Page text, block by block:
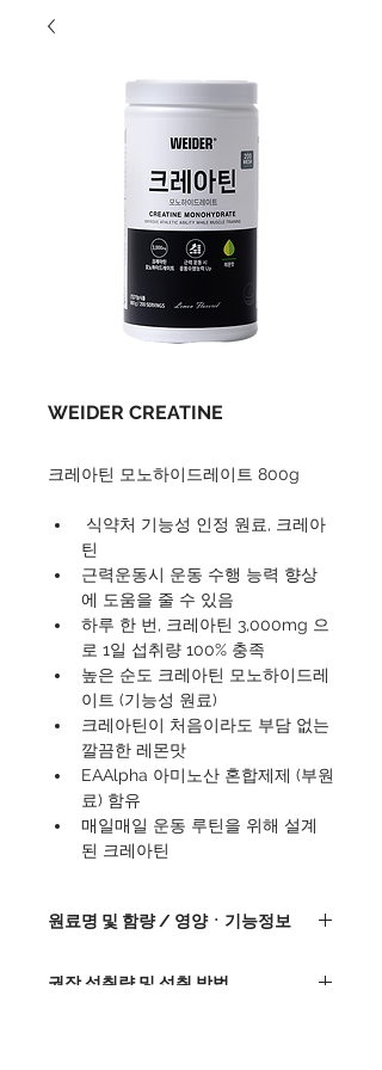
WEIDER CREATINE
크레아틴 모노하이드레이트 800g
식약처 기능성 인정 원료, 크레아
틴
근력운동시 운동 수행 능력 향상
에 도움을 줄 수 있음
하루 한 번, 크레아틴 3,000mg 으
로 1일 섭취량 100% 충족
높은 순도 크레아틴 모노하이드레
이트 (기능성 원료)
크레아틴이 처음이라도 부담 없는
깔끔한 레몬맛
EAAlpha 아미노산 혼합제제 (부원
료) 함유
매일매일 운동 루틴을 위해 설계
된 크레아틴
원료명 및 함량 / 영양ㆍ기능정보
권장 섭취량 및 섭취 방법